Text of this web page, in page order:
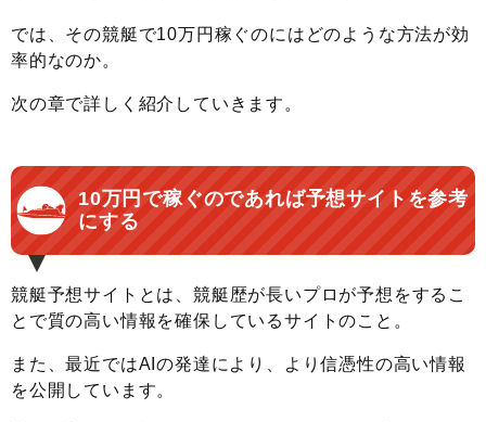
では、その競艇で10万円稼ぐのにはどのような方法が効
率的なのか。
次の章で詳しく紹介していきます。
10万円で稼ぐのであれば予想サイトを参考
にする
競艇予想サイトとは、競艇歴が長いプロが予想をするこ
とで質の高い情報を確保しているサイトのこと。
また、最近ではAIの発達により、より信憑性の高い情報
を公開しています。